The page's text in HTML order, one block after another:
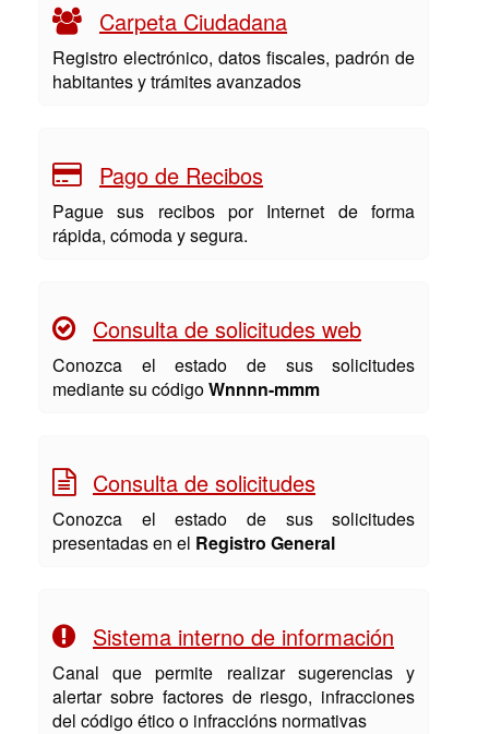
Carpeta Ciudadana
Registro electrónico, datos fiscales, padrón de
habitantes y trámites avanzados
Pago de Recibos
Pague sus recibos por Internet de forma
rápida, cómoda y segura.
Consulta de solicitudes web
Conozca el estado de sus solicitudes
mediante su códigoWnnnn-mmm
Consulta de solicitudes
Conozca el estado de sus solicitudes
presentadas en el Registro General
Sistema interno de información
Canal que permite realizar sugerencias y
alertar sobre factores de riesgo, infracciones
del código ético o infraccións normativas